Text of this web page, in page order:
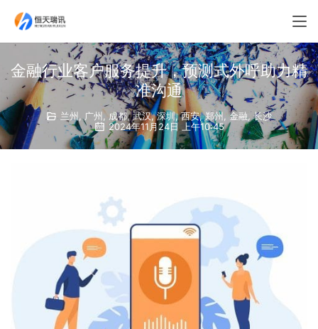
金融行业客户服务提升，预测式外呼助力精
准沟通
兰州 广州, 成都,武汉,深圳,西安,郑州 ,金融,长沙
2024年11月24日 上午10:45